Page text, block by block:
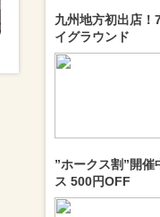
九州地方初出店！
イグラウンド
”ホークス割”開
ス 500円OFF